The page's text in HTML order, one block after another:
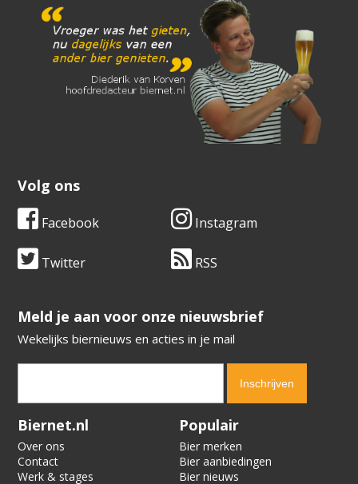
Volg ons
Facebook Instagram
Twitter RSS
​​​​​​​Meld je aan voor onze nieuwsbrief
Wekelijks biernieuws en acties in je mail
Verification code:
Biernet.nl
Over ons
Contact
Werk & stages
Populair
Bier merken
Bier aanbiedingen
Bier nieuws